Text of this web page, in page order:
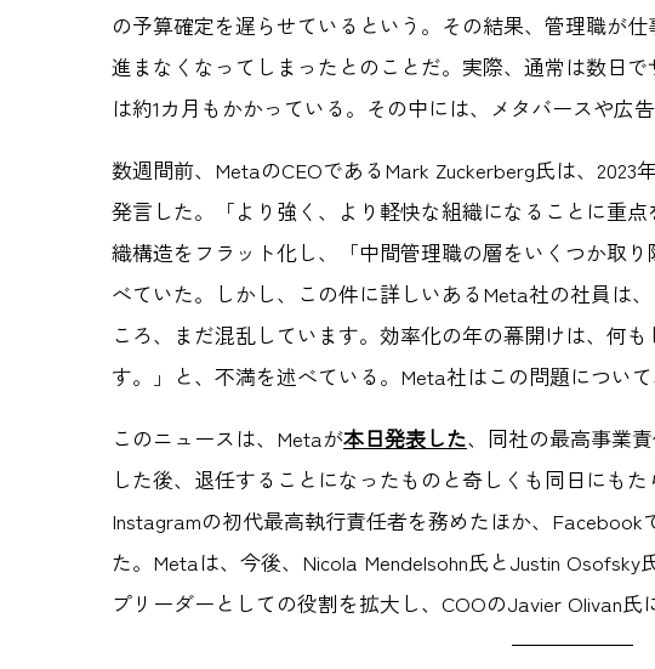
の予算確定を遅らせているという。その結果、管理職が
進まなくなってしまったとのことだ。実際、通常は数日
は約1カ月もかかっている。その中には、メタバースや広
数週間前、MetaのCEOであるMark Zuckerberg氏は、
発言した。「より強く、より軽快な組織になることに重
織構造をフラット化し、「中間管理職の層をいくつか取
べていた。しかし、この件に詳しいあるMeta社の社員は
ころ、まだ混乱しています。効率化の年の幕開けは、何
す。」と、不満を述べている。Meta社はこの問題につい
このニュースは、Metaが本日発表した、同社の最高事業
した後、退任することになったものと奇しくも同日にもた
Instagramの初代最高執行責任者を務めたほか、
た。Metaは、今後、Nicola Mendelsohn氏とJustin
プリーダーとしての役割を拡大し、COOのJavier Olivan氏